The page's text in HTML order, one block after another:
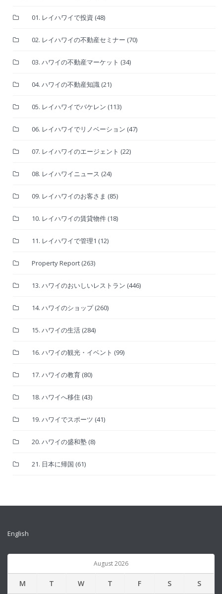
01. レイハワイで投資 (48)
02. レイハワイの不動産セミナー (70)
03. ハワイの不動産マーケット (34)
04. ハワイの不動産知識 (21)
05. レイハワイでバケレン (113)
06. レイハワイでリノベーション (47)
07. レイハワイのエージェント (22)
08. レイハワイニュース (24)
09. レイハワイのお客さま (85)
10. レイハワイの賃貸物件 (18)
11. レイハワイで管理1 (12)
Property Report (263)
13. ハワイのおいしいレストラン (446)
14. ハワイのショップ(260)
15. ハワイの生活 (284)
16. ハワイの観光・イベント (99)
17. ハワイの教育 (80)
18. ハワイへ移住 (43)
19. ハワイでスポーツ (41)
20. ハワイの盛和塾 (8)
21. 日本に帰国 (61)
English
August 2026
M T W T F S S